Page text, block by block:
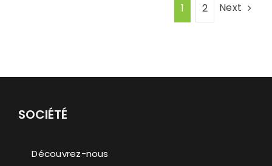
1 2 Next
SOCIÉTÉ
Découvrez-nous